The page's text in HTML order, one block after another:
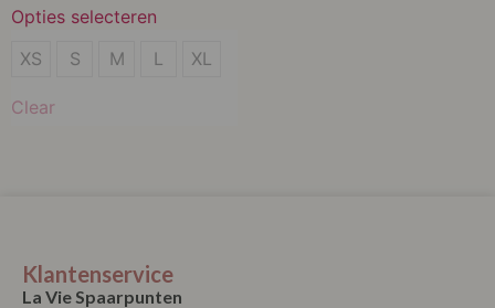
Opties selecteren
XS
S
XS S M L XL
Clear
Klantenservice
La Vie Spaarpunten